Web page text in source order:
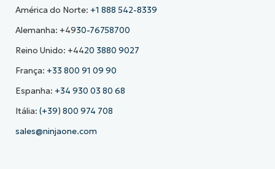
América do Norte: +1 888 542-8339
Alemanha: +4930-76758700
Reino Unido: +4420 3880 9027
França: +33 800 91 09 90
Espanha: +34 930 03 80 68
Itália: (+39) 800 974 708
sales@ninjaone.com